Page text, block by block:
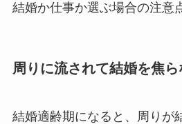
結婚か仕事か選ぶ場合の注意
周りに流されて結婚を焦ら
結婚適齢期になると、周りが